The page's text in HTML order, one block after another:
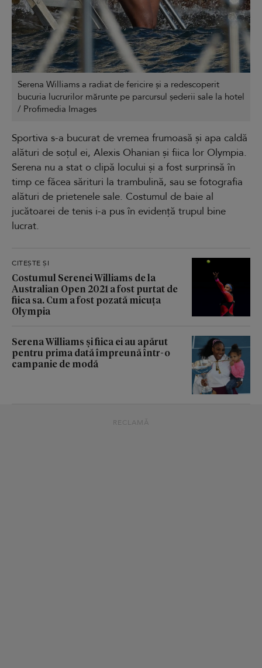
Serena Williams a radiat de fericire și a redescoperit
bucuria lucrurilor mărunte pe parcursul șederii sale la hotel
/ Profimedia Images
Sportiva s-a bucurat de vremea frumoasă și apa caldă
alături de soțul ei, Alexis Ohanian și fiica lor Olympia.
Serena nu a stat o clipă locului și a fost surprinsă în
timp ce făcea sărituri la trambulină, sau se fotografia
alături de prietenele sale. Costumul de baie al
jucătoarei de tenis i-a pus în evidență trupul bine
lucrat.
CITEȘTE ȘI
Costumul Serenei Williams de la
Australian Open 2021 a fost purtat de
fiica sa. Cum a fost pozată micuța
Olympia
Serena Williams și fiica ei au apărut
pentru prima dată împreună într-o
campanie de modă
RECLAMĂ